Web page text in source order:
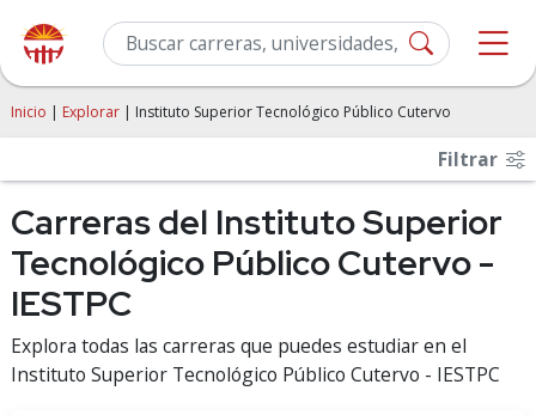
Inicio | Explorar | Instituto Superior Tecnológico Público Cutervo
Filtrar
Carreras del Instituto Superior
Tecnológico Público Cutervo -
IESTPC
Explora todas las carreras que puedes estudiar en el
Instituto Superior Tecnológico Público Cutervo - IESTPC